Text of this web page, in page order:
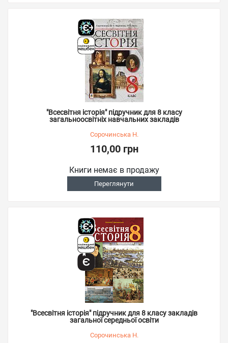
"Всесвітня історія" підручник для 8 класу
загальноосвітніх навчальних закладів
Сорочинська Н.
110,00 грн
Книги немає в продажу
Переглянути
"Всесвітня історія" підручник для 8 класу закладів
загальної середньої освіти
Сорочинська Н.